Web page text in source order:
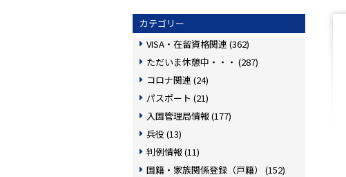
カテゴリー
VISA・在留資格関連 (362)
ただいま休憩中・・・ (287)
コロナ関連 (24)
パスポート (21)
入国管理局情報 (177)
兵役 (13)
判例情報 (11)
国籍・家族関係登録（戸籍） (152)